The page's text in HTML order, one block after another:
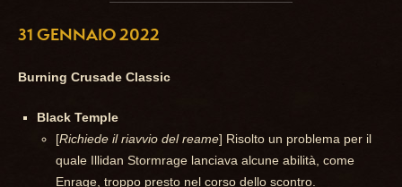
31 GENNAIO 2022
Burning Crusade Classic
Black Temple
[Richiede il riavvio del reame] Risolto un problema per il
quale Illidan Stormrage lanciava alcune abilità, come
Enrage, troppo presto nel corso dello scontro.